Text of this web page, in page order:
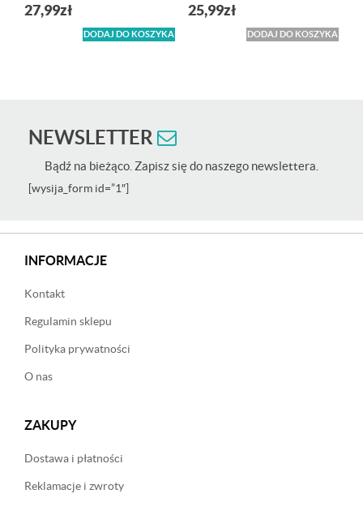
27,99zł
DODAJ DO KOSZYKA
25,99zł
DODAJ DO KOSZYKA
NEWSLETTER
Bądź na bieżąco. Zapisz się do naszego newslettera.
[wysija_form id=”1″]
INFORMACJE
Kontakt
Regulamin sklepu
Polityka prywatności
O nas
ZAKUPY
Dostawa i płatności
Reklamacje i zwroty